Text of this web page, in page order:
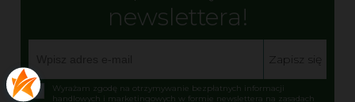
newslettera!
Zapisz się
Wyrażam zgodę na otrzymywanie bezpłatnych informacji
handlowych i marketingowych w formie newslettera na zasadach